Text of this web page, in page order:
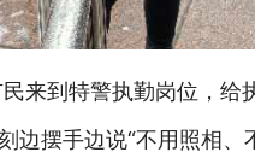
来到特警执勤岗位，
边摆手边说“不用照相